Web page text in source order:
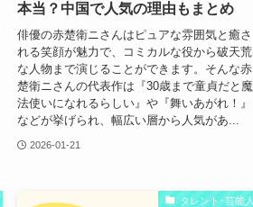
本当？中国で人気の理由もまとめ
俳優の赤楚衛ニさんはピュアな雰囲気と癒さ
れる笑顔が魅力で、コミカルな役から破天荒
な人物まで演じることができます。そんな赤
楚衛ニさんの代表作は『30歳まで童貞だと魔
法使いになれるらしい』や『舞いあがれ！』
などが挙げられ、幅広い層から人気があ...
2026-01-21
タレント･芸能人